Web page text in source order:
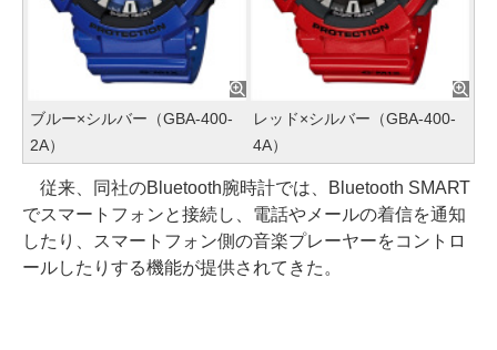
ブルー×シルバー（GBA-400-
2A）
レッド×シルバー（GBA-400-
4A）
従来、同社のBluetooth腕時計では、Bluetooth SMART
でスマートフォンと接続し、電話やメールの着信を通知
したり、スマートフォン側の音楽プレーヤーをコントロ
ールしたりする機能が提供されてきた。